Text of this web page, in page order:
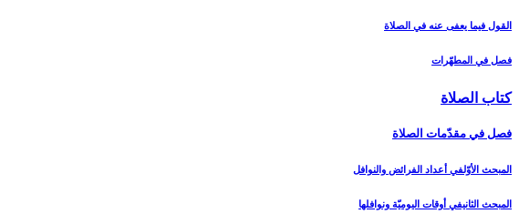
القول فيما يعفى عنه في الصلاة
فصل في المطهّرات‏
كتاب الصلاة
فصل في مقدّمات الصلاة
المبحث الأوّل‏في أعداد الفرائض والنوافل‏
المبحث الثاني‏في أوقات اليوميّة ونوافلها